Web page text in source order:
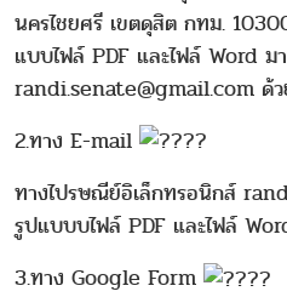
นครไชยศรี เขตดุสิต กทม.
แบบไฟล์ PDF และไฟล์ Word
randi.senate@gmail.com ด้
2.ทาง E-mail
ทางไปรษณีย์อิเล็กทรอนิกส์
รูปแบบบไฟล์ PDF และไฟล์
3.ทาง Google Form